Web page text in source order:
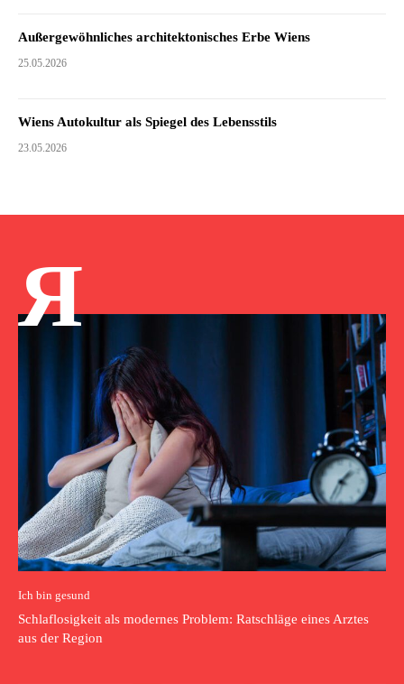
Außergewöhnliches architektonisches Erbe Wiens
25.05.2026
Wiens Autokultur als Spiegel des Lebensstils
23.05.2026
Я
Ich bin gesund
Schlaflosigkeit als modernes Problem: Ratschläge eines Arztes
aus der Region